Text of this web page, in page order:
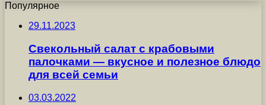
Популярное
29.11.2023
Свекольный салат с крабовыми
палочками — вкусное и полезное блюдо
для всей семьи
03.03.2022